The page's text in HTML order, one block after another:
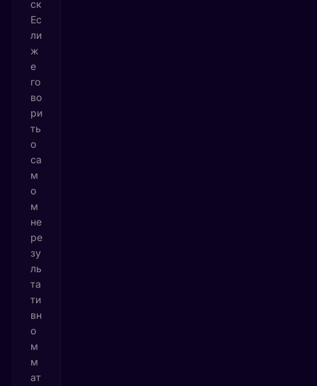
ск
Ес
ли
ж
е
го
во
ри
ть
о
са
м
о
м
не
ре
зу
ль
та
ти
вн
о
м
м
ат